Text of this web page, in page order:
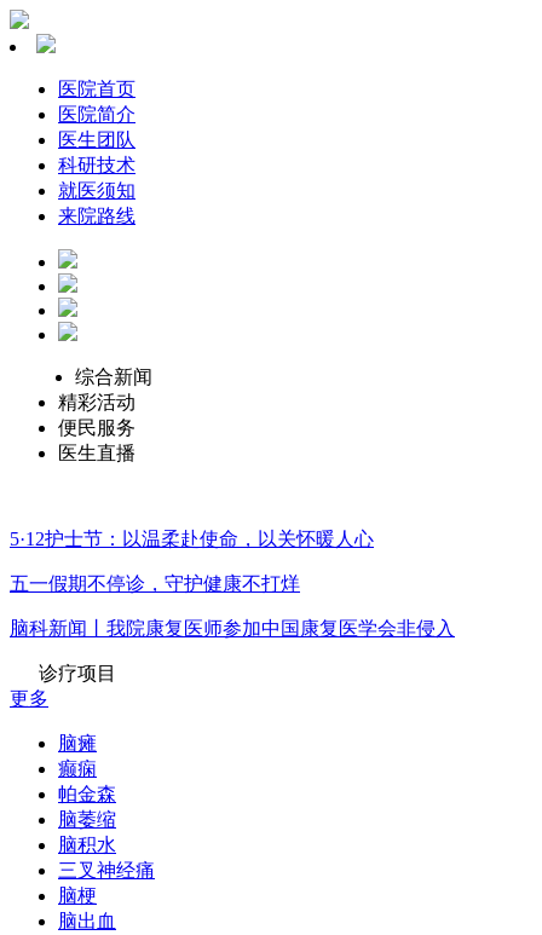
医院首页
医院简介
医生团队
科研技术
就医须知
来院路线
综合新闻
精彩活动
便民服务
医生直播
5·12护士节：以温柔赴使命，以关怀暖人心
五一假期不停诊，守护健康不打烊
脑科新闻丨我院康复医师参加中国康复医学会非侵入
诊疗项目
更多
脑瘫
癫痫
帕金森
脑萎缩
脑积水
三叉神经痛
脑梗
脑出血